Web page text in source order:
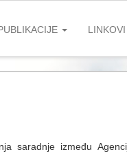
LINKOVI
saradnje između